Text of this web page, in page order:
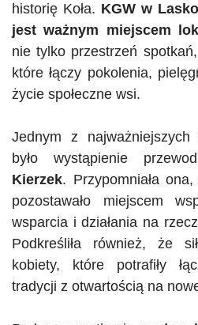
historię Koła. KGW w
jest ważnym miejscem
nie tylko przestrzeń
które łączy pokolenia,
życie społeczne wsi.
Jednym z najważniejszych
było wystąpienie
Kierzek. Przypomniała
pozostawało miejscem
wsparcia i działania na
Podkreśliła również, że
kobiety, które potrafiły
tradycji z otwartością na